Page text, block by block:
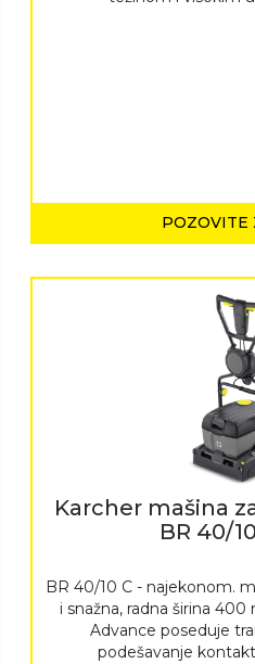
POZOVITE
Karcher mašina
BR 40/
BR 40/10 C - najekonom.
i snažna, radna širina 400
Advance poseduje
podešavanje